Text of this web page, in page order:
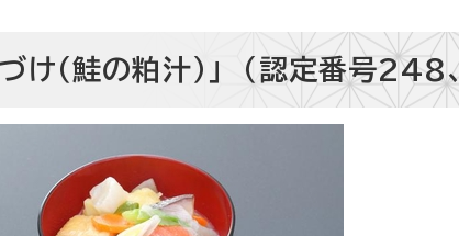
け（鮭の粕汁）」 （認定番号248